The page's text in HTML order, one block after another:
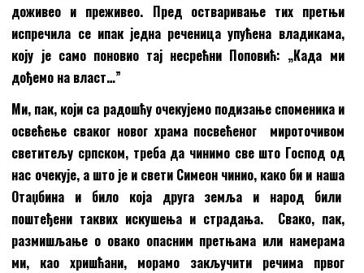
доживео и преживео. Пред остваривање тих претњи
испречила се ипак једна реченица упућена владикама,
коју је само поновио тај несрећни Поповић: „Када ми
дођемо на власт…”
Ми, пак, који са радошћу очекујемо подизање споменика и
освећење сваког новог храма посвећеног мироточивом
светитељу српском, треба да чинимо све што Господ од
нас очекује, а што је и свети Симеон чинио, како би и наша
Отаџбина и било која друга земља и народ били
поштеђени таквих искушења и страдања. Свако, пак,
размишљање о овако опасним претњама или намерама
ми, као хришћани, морамо закључити речима првог